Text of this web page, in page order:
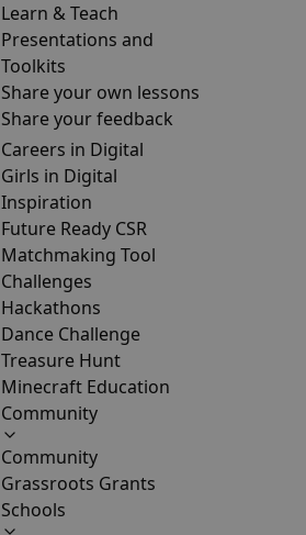
Learn & Teach
Presentations and
Toolkits
Share your own lessons
Share your feedback
Careers in Digital
Girls in Digital
Inspiration
Future Ready CSR
Matchmaking Tool
Challenges
Hackathons
Dance Challenge
Treasure Hunt
Minecraft Education
Community
Community
Grassroots Grants
Schools